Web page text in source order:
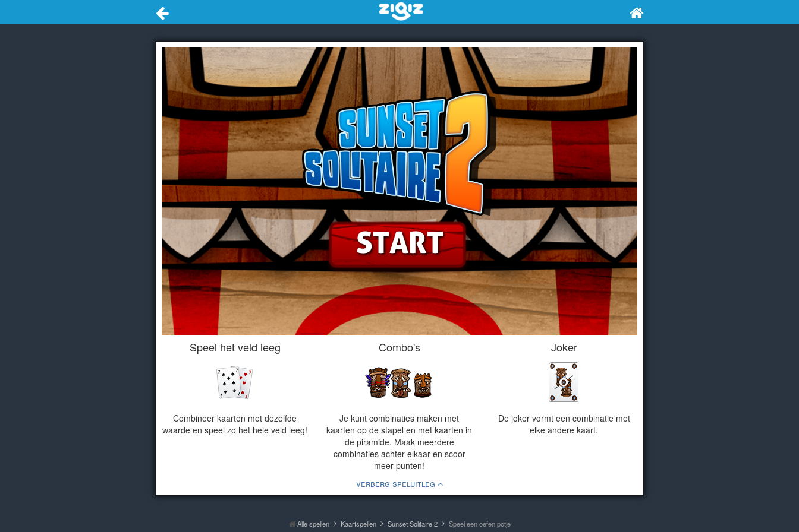
START
Speel het veld leeg
Combineer kaarten met dezelfde
waarde en speel zo het hele veld leeg!
Combo's
Je kunt combinaties maken met
kaarten op de stapel en met kaarten in
de piramide. Maak meerdere
combinaties achter elkaar en scoor
meer punten!
Joker
De joker vormt een combinatie met
elke andere kaart.
verberg speluitleg
Alle spellen Kaartspellen Sunset Solitaire 2 Speel een oefen potje